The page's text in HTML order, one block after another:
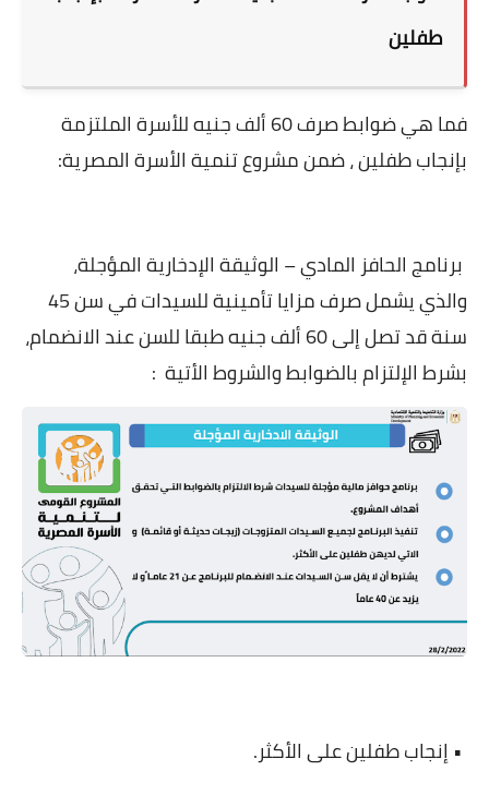
طفلين
فما هي ضوابط صرف 60 ألف جنيه للأسرة الملتزمة
بإنجاب طفلين ، ضمن مشروع تنمية الأسرة المصرية:
برنامج الحافز المادي – الوثيقة الإدخارية المؤجلة،
والذي يشمل صرف مزايا تأمينية للسيدات في سن 45
سنة قد تصل إلى 60 ألف جنيه طبقا للسن عند الانضمام،
بشرط الإلتزام بالضوابط والشروط الأتية :
• إنجاب طفلين على الأكثر.